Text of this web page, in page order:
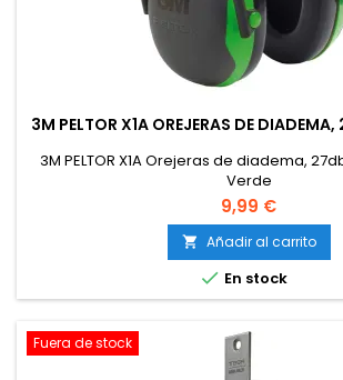
3M PELTOR X1A OREJERAS DE DIADEMA,
3M PELTOR X1A Orejeras de diadema,
Verde
9,99 €
 Añadir al carrito
 En stock
Fuera de stock